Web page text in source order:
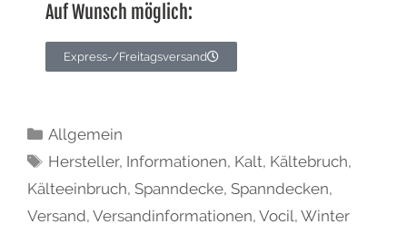
Auf Wunsch möglich:
Express-/Freitagsversand
Allgemein
Hersteller, Informationen, Kalt, Kältebruch,
Kälteeinbruch, Spanndecke, Spanndecken,
Versand, Versandinformationen, Vocil, Winter